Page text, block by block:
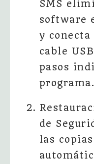
SMS
software
y
cable
pasos
programa.
de
las